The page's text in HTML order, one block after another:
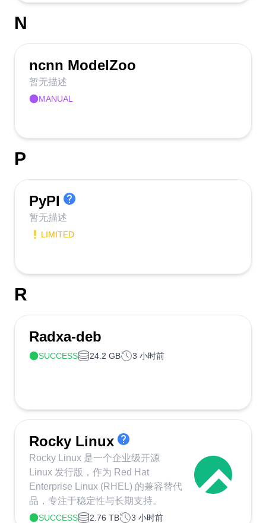
N
ncnn ModelZoo
暂无描述
MANUAL
P
PyPI
暂无描述
LIMITED
R
Radxa-deb
SUCCESS 24.2 GB 3 小时前
Rocky Linux
Rocky Linux 是一个企业级开源
Linux 发行版，作为 Red Hat
Enterprise Linux (RHEL) 的兼容替代
品，专注于稳定性与长期支持。
SUCCESS 2.76 TB 3 小时前